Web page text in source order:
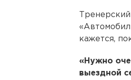
кажется,
«Нужно
выездной